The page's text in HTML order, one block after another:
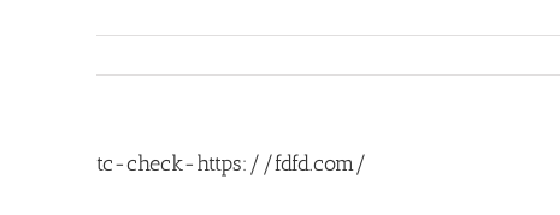
tc-check-https://fdfd.com/